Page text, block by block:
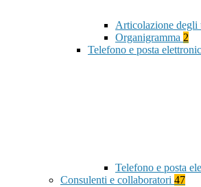
Articolazione degli
Organigramma 2
Telefono e posta
Telefono e posta
Consulenti e collaboratori 47